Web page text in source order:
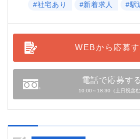
#社宅あり
#新着求人 #駅
WEBから応募す
電話で応募する
10:00～18:30（土日祝含む